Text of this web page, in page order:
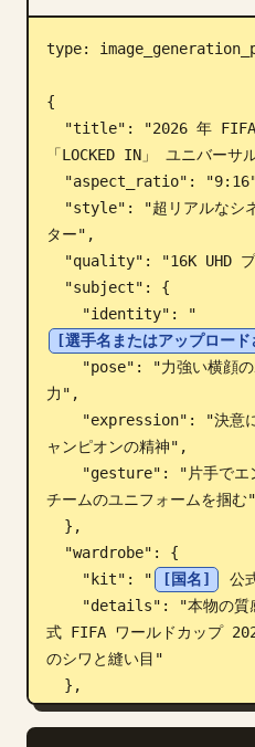
ブログ
更新情報
type:
{
「LOCKED IN」 ユニバーサ
ター",
    "identity": "
[選手名またはアップロー
力",
ャンピオンの精神",
チームのユニフォームを掴む"
    "kit": "
[国名]
公
式 FIFA ワールドカップ
のシワと縫い目"
  "environment": {